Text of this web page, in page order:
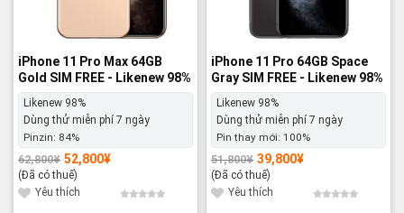
iPhone 11 Pro Max 64GB
Gold SIM FREE - Likenew 98%
Likenew 98%
Dùng thử miễn phí 7 ngày
Pinzin: 84%
62,800¥
Giá
gốc
là:
62,800¥.
52,800¥
Giá
hiện
tại
là:
52,800¥.
(Đã có thuế)
Yêu thích
iPhone 11 Pro 64GB Space
Gray SIM FREE - Likenew 98%
Likenew 98%
Dùng thử miễn phí 7 ngày
Pin thay mới: 100%
51,800¥
Giá
gốc
là:
51,800¥.
39,800¥
Giá
hiện
tại
là:
39,800¥.
(Đã có thuế)
Yêu thích